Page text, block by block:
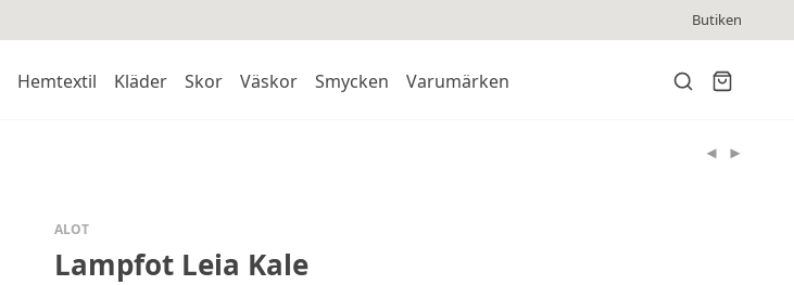
Butiken
Hemtextil Kläder Skor Väskor Smycken Varumärken
ALOT
Lampfot Leia Kale